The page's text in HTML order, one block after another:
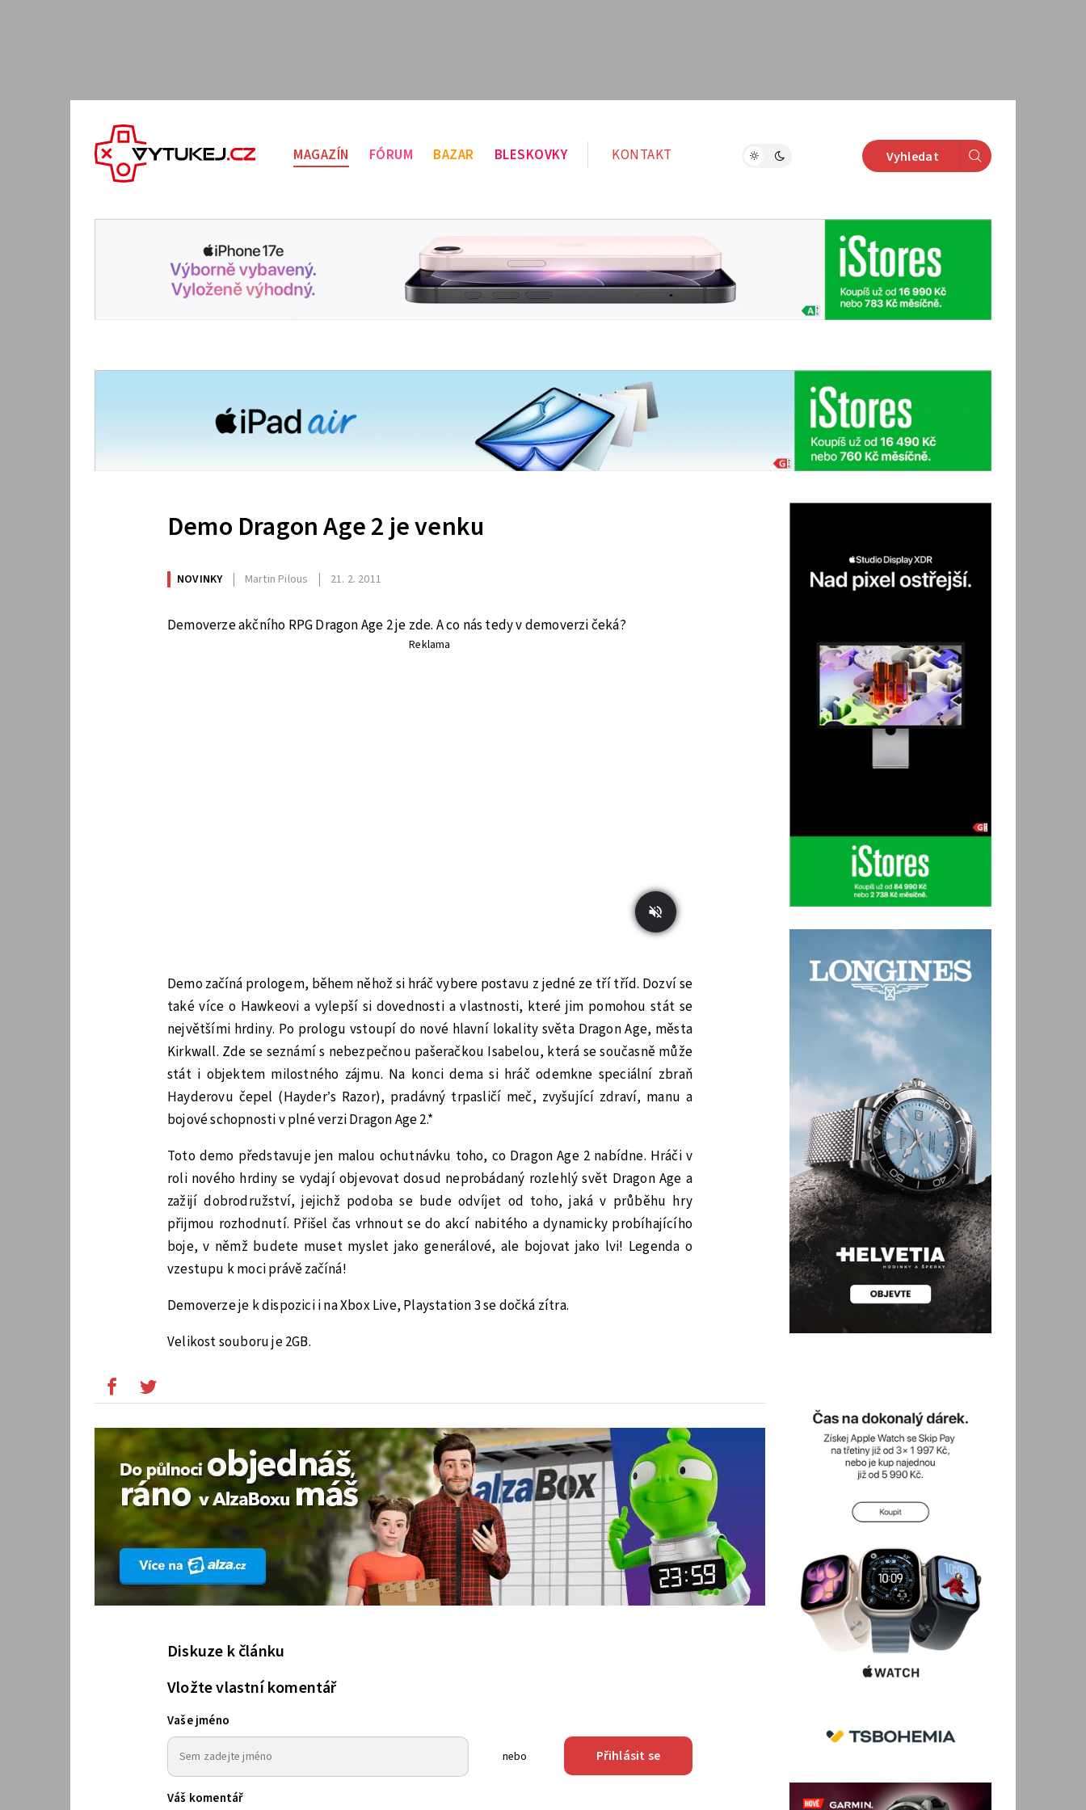
MAGAZÍN FÓRUM BAZAR BLESKOVKY KONTAKT Vyhledat
Demo Dragon Age 2 je venku
NOVINKY Martin Pilous 21. 2. 2011
Demoverze akčního RPG Dragon Age 2 je zde. A co nás tedy v demoverzi čeká?
Reklama
Demo začíná prologem, během něhož si hráč vybere postavu z jedné ze tří tříd. Dozví se
také více o Hawkeovi a vylepší si dovednosti a vlastnosti, které jim pomohou stát se
největšími hrdiny. Po prologu vstoupí do nové hlavní lokality světa Dragon Age, města
Kirkwall. Zde se seznámí s nebezpečnou pašeračkou Isabelou, která se současně může
stát i objektem milostného zájmu. Na konci dema si hráč odemkne speciální zbraň
Hayderovu čepel (Hayder’s Razor), pradávný trpasličí meč, zvyšující zdraví, manu a
bojové schopnosti v plné verzi Dragon Age 2.*
Toto demo představuje jen malou ochutnávku toho, co Dragon Age 2 nabídne. Hráči v
roli nového hrdiny se vydají objevovat dosud neprobádaný rozlehlý svět Dragon Age a
zažijí dobrodružství, jejichž podoba se bude odvíjet od toho, jaká v průběhu hry
přijmou rozhodnutí. Přišel čas vrhnout se do akcí nabitého a dynamicky probíhajícího
boje, v němž budete muset myslet jako generálové, ale bojovat jako lvi! Legenda o
vzestupu k moci právě začíná!
Demoverze je k dispozici i na Xbox Live, Playstation 3 se dočká zítra.
Velikost souboru je 2GB.
Diskuze k článku
Vložte vlastní komentář
Vaše jméno
nebo Přihlásit se
Váš komentář